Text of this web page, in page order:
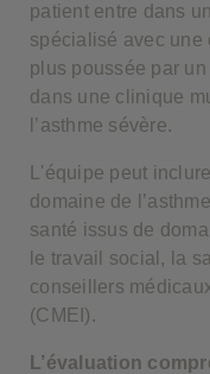
patient entre dans
spécialisé avec une
plus poussée par
dans une clinique
l’asthme sévère.
L'équipe peut
domaine de
santé issus de
le travail social, la
conseillers
(CMEI).
L’évaluation